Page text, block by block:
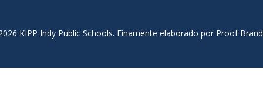
KIPP Indy Public Schools. Finamente elaborado por Proof